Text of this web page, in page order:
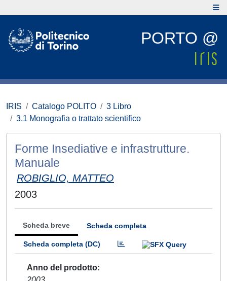
PORTO @
IRIS Catalogo POLITO
3 Libro
3.1 Monografia o trattato scientifico
Forme Insediative e infrastrutture.
Manuale
ROBIGLIO, MATTEO
2003
Scheda breve Scheda completa
Scheda completa (DC)
Anno del prodotto